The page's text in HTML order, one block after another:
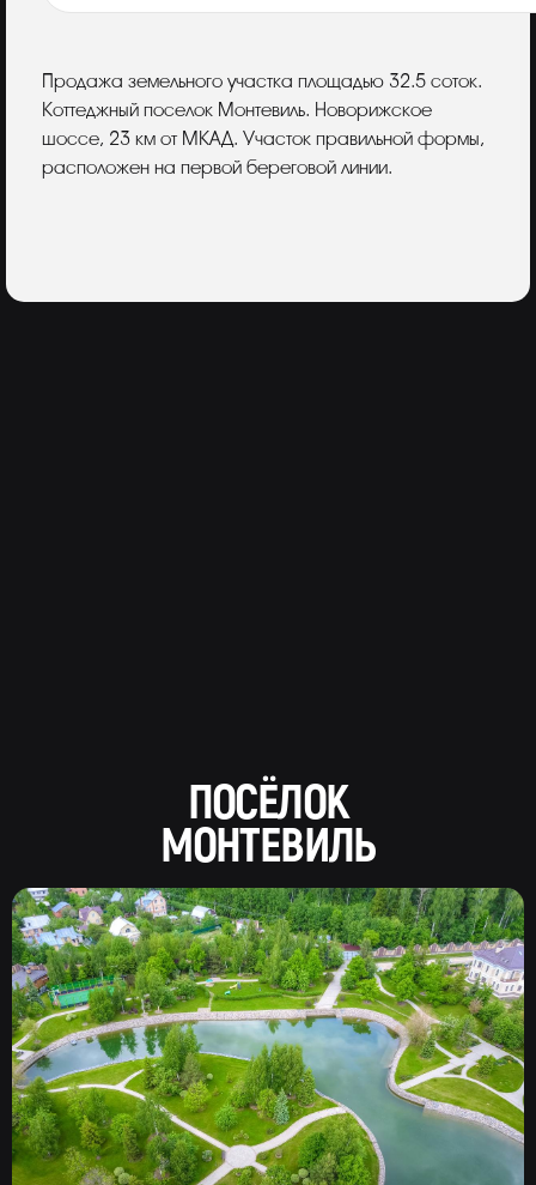
Описание
Продажа земельного участка площадью 32.5 соток.
Коттеджный поселок Монтевиль. Новорижское
шоссе, 23 км от МКАД. Участок правильной формы,
расположен на первой береговой линии.
ПОСЁЛОК
МОНТЕВИЛЬ